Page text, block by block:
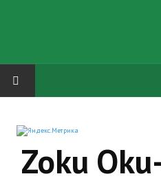
Zoku